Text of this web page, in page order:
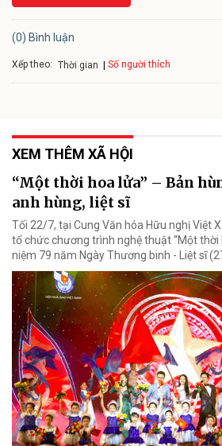
(0) Bình luận
Xếp theo: Thời gian Số người thích
XEM THÊM XÃ HỘI
“Một thời hoa lửa” – Bản
anh hùng, liệt sĩ
Tối 22/7, tại Cung Văn hóa Hữu nghị Việt
tổ chức chương trình nghệ thuật “Một thời
niệm 79 năm Ngày Thương binh - Liệt sĩ